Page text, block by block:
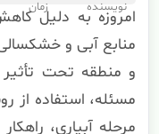
امروزه به دلیل
منابع آبی و
و منطقه تحت
مرحله آبیاری،